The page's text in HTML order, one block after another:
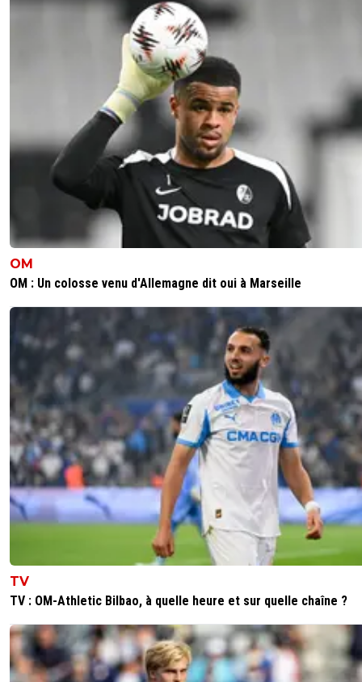
OM
OM : Un colosse venu d'Allemagne dit oui à Marseille
TV
TV : OM-Athletic Bilbao, à quelle heure et sur quelle chaîne ?